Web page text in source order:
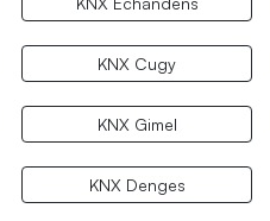
KNX Cugy
KNX Gimel
KNX Denges